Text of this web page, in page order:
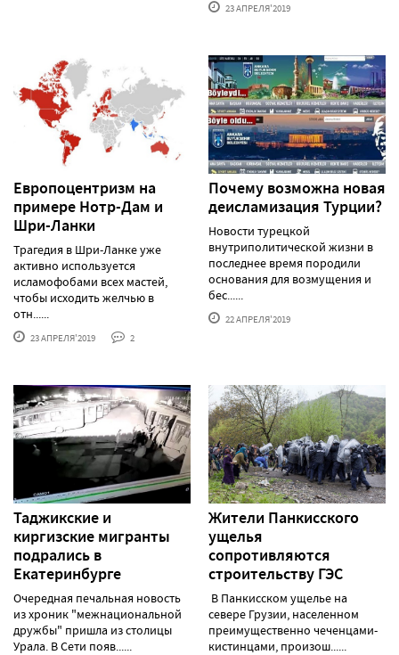
23 АПРЕЛЯ'2019
Европоцентризм на
примере Нотр-Дам и
Шри-Ланки
Трагедия в Шри-Ланке уже
активно используется
исламофобами всех мастей,
чтобы исходить желчью в
отн......
23 АПРЕЛЯ'2019 2
Почему возможна новая
деисламизация Турции?
Новости турецкой
внутриполитической жизни в
последнее время породили
основания для возмущения и
бес......
22 АПРЕЛЯ'2019
Таджикские и
киргизские мигранты
подрались в
Екатеринбурге
Очередная печальная новость
из хроник "межнациональной
дружбы" пришла из столицы
Урала. В Сети появ......
Жители Панкисского
ущелья
сопротивляются
строительству ГЭС
В Панкисском ущелье на
севере Грузии, населенном
преимущественно чеченцами-
кистинцами, произош......